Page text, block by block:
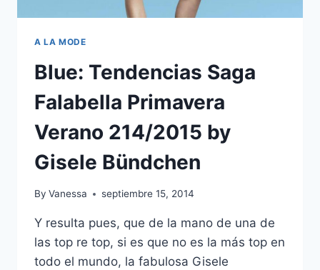
A LA MODE
Blue: Tendencias Saga
Falabella Primavera
Verano 214/2015 by
Gisele Bündchen
By Vanessa septiembre 15, 2014
Y resulta pues, que de la mano de una de
las top re top, si es que no es la más top en
todo el mundo, la fabulosa Gisele